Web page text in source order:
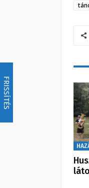
FRISSÍTÉS